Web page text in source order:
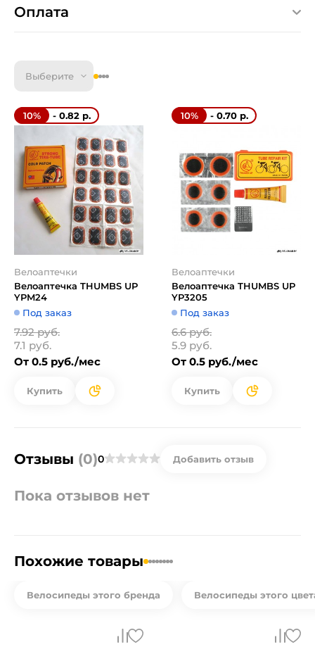
Оплата
Выберите
10% - 0.82 р.
Велоаптечки
Велоаптечка THUMBS UP
YPM24
Под заказ
7.92 руб.
7.1 руб.
От 0.5 руб./мес
Купить
10% - 0.70 р.
Велоаптечки
Велоаптечка THUMBS UP
YP3205
Под заказ
6.6 руб.
5.9 руб.
От 0.5 руб./мес
Купить
Отзывы (0)0 Добавить отзыв
Пока отзывов нет
Похожие товары
Велосипеды этого бренда Велосипеды этого